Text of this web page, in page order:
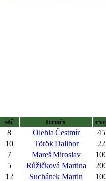
stč trenér
evq
8 Olehla Čestmír
45
10 Török Dalibor
22
7 Mareš Miroslav
5 Růžičková Martina
12 Suchánek Martin